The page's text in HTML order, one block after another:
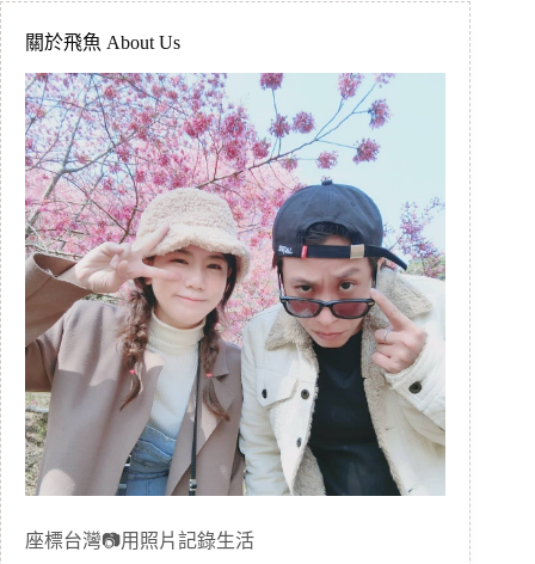
關於飛魚 About Us
座標台灣📷用照片記錄生活